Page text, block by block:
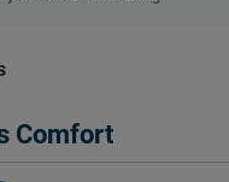
Comfort